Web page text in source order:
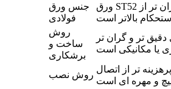
جنس ورق
فولادی
ورق ST52 گران‌ تر از ST37 ولی
بالاتر است
روش
ساخت و
برشکاری
تر و گران‌ تر
یا مکانیکی است
روش نصب
تر از اتصال
و مهره‌ ای است